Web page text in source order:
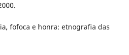
fofoca e honra: etnografia das